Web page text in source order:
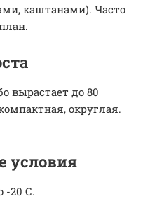
каштанами). Часто
вырастает до 80
округлая.
условия
-20 С.